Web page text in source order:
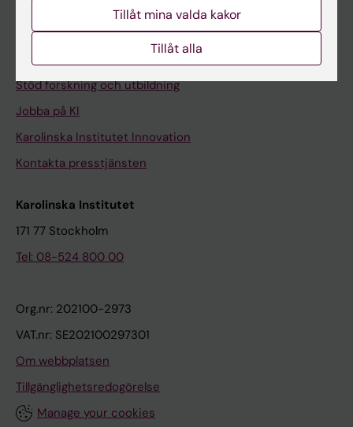
Kontakta och besök KI
Universitetsbiblioteket
Stöd forskning och utbildning
Jobba på KI
Karolinska Institutet Innovation
Kontakta presstjänsten
Karolinska Institutet
171 77 Stockholm
Tel: 08-524 800 00
Org.nr: 202100-2973
VAT.nr: SE202100297301
Om webbplatsen
Tillgänglighetsredogörelse
Manage your cookies
Tillåt mina valda kakor
Tillåt alla